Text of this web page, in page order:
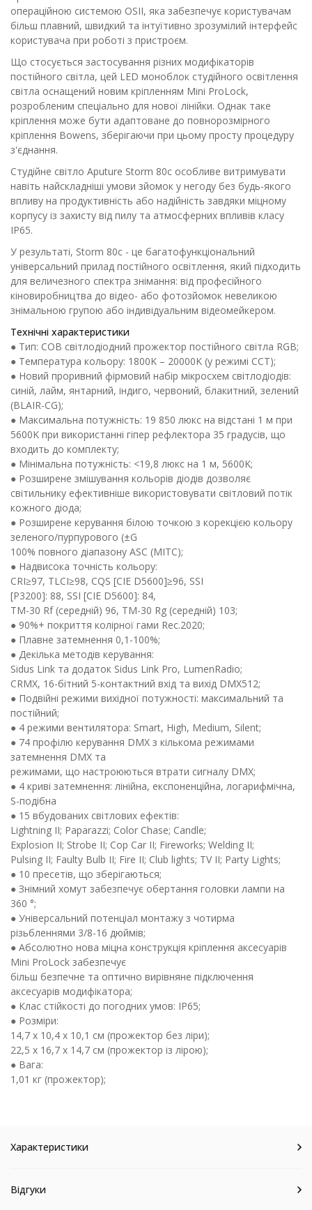
операційною системою OSII, яка забезпечує користувачам
більш плавний, швидкий та інтуїтивно зрозумілий інтерфейс
користувача при роботі з пристроєм.
Що стосується застосування різних модифікаторів
постійного світла, цей LED моноблок студійного освітлення
світла оснащений новим кріпленням Mini ProLock,
розробленим спеціально для нової лінійки. Однак таке
кріплення може бути адаптоване до повнорозмірного
кріплення Bowens, зберігаючи при цьому просту процедуру
з'єднання.
Студійне світло Aputure Storm 80c особливе витримувати
навіть найскладніші умови зйомок у негоду без будь-якого
впливу на продуктивність або надійність завдяки міцному
корпусу із захисту від пилу та атмосферних впливів класу
IP65.
У результаті, Storm 80c - це багатофункціональний
універсальний прилад постійного освітлення, який підходить
для величезного спектра знімання: від професійного
кіновиробництва до відео- або фотозйомок невеликою
знімальною групою або індивідуальним відеомейкером.
Технічні характеристики
● Тип: COB світлодіодний прожектор постійного світла RGB;
● Температура кольору: 1800K – 20000K (у режимі CCT);
● Новий проривний фірмовий набір мікросхем світлодіодів:
синій, лайм, янтарний, індиго, червоний, блакитний, зелений
(BLAIR-CG);
● Максимальна потужність: 19 850 люкс на відстані 1 м при
5600K при використанні гіпер рефлектора 35 градусів, що
входить до комплекту;
● Мінімальна потужність: <19,8 люкс на 1 м, 5600K;
● Розширене змішування кольорів діодів дозволяє
світильнику ефективніше використовувати світловий потік
кожного діода;
● Розширене керування білою точкою з корекцією кольору
зеленого/пурпурового (±G
100% повного діапазону ASC (MITC);
● Надвисока точність кольору:
CRI≥97, TLCI≥98, CQS [CIE D5600]≥96, SSI
[P3200]: 88, SSI [CIE D5600]: 84,
TM-30 Rf (середній) 96, TM-30 Rg (середній) 103;
● 90%+ покриття колірної гами Rec.2020;
● Плавне затемнення 0,1-100%;
● Декілька методів керування:
Sidus Link та додаток Sidus Link Pro, LumenRadio;
CRMX, 16-бітний 5-контактний вхід та вихід DMX512;
● Подвійні режими вихідної потужності: максимальний та
постійний;
● 4 режими вентилятора: Smart, High, Medium, Silent;
● 74 профілю керування DMX з кількома режимами
затемнення DMX та
режимами, що настроюються втрати сигналу DMX;
● 4 криві затемнення: лінійна, експоненційна, логарифмічна,
S-подібна
● 15 вбудованих світлових ефектів:
Lightning II; Paparazzi; Color Chase; Candle;
Explosion II; Strobe II; Cop Car II; Fireworks; Welding II;
Pulsing II; Faulty Bulb II; Fire II; Club lights; TV II; Party Lights;
● 10 пресетів, що зберігаються;
● Знімний хомут забезпечує обертання головки лампи на
360 °;
● Універсальний потенціал монтажу з чотирма
різьбленнями 3/8-16 дюймів;
● Абсолютно нова міцна конструкція кріплення аксесуарів
Mini ProLock забезпечує
більш безпечне та оптично вирівняне підключення
аксесуарів модифікатора;
● Клас стійкості до погодних умов: IP65;
● Розміри:
14,7 x 10,4 x 10,1 см (прожектор без ліри);
22,5 x 16,7 x 14,7 см (прожектор із лірою);
● Вага:
1,01 кг (прожектор);
Характеристики
Відгуки